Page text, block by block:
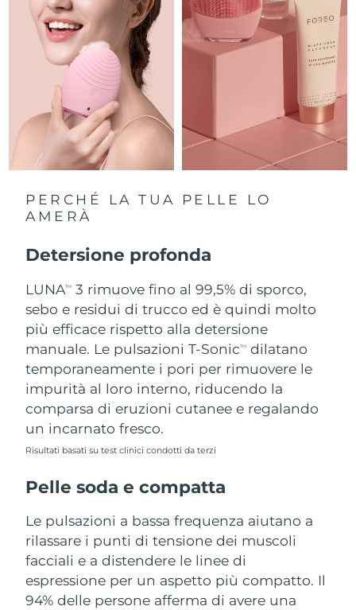
PERCHÉ LA TUA PELLE LO
AMERÀ
Detersione profonda
LUNATM
3 rimuove fino al 99,5% di sporco,
sebo e residui di trucco ed è quindi molto
più efficace rispetto alla detersione
manuale. Le pulsazioni T-SonicTM
dilatano
temporaneamente i pori per rimuovere le
impurità al loro interno, riducendo la
comparsa di eruzioni cutanee e regalando
un incarnato fresco.
Risultati basati su test clinici condotti da terzi
Pelle soda e compatta
Le pulsazioni a bassa frequenza aiutano a
rilassare i punti di tensione dei muscoli
facciali e a distendere le linee di
espressione per un aspetto più compatto. Il
94% delle persone afferma di avere una
Singapore Consegna stimata 14/8/26
Slovacchia 12/8/26
Slovenia 12/8/26
Sudafrica Consegna stimata 20/8/26
Spagna
Svezia Consegna stimata
Svizzera Consegna stimata12/8/26
Taiwan Consegna stimata
Thailandia Consegna stimata16/8/26
Turchia Consegna stimata 13/8/26
Emirati Arabi Uniti
Regno Unito
Stati Uniti Consegna stimata
Uzbekistan
Vietnam Consegna stimata18/8/26